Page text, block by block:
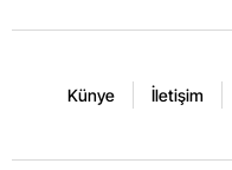
Künye İletişim